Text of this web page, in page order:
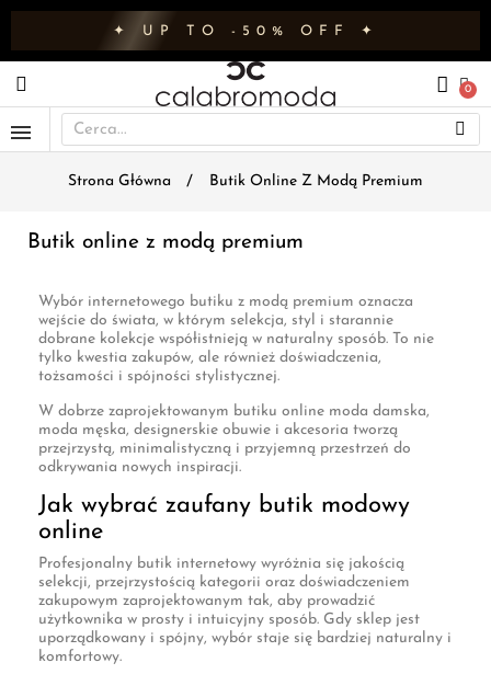
✦ UP TO -50% OFF ✦
Strona Główna Butik Online Z Modą Premium
Butik online z modą premium
Wybór internetowego butiku z modą premium oznacza
wejście do świata, w którym selekcja, styl i starannie
dobrane kolekcje współistnieją w naturalny sposób. To nie
tylko kwestia zakupów, ale również doświadczenia,
tożsamości i spójności stylistycznej.
W dobrze zaprojektowanym butiku online moda damska,
moda męska, designerskie obuwie i akcesoria tworzą
przejrzystą, minimalistyczną i przyjemną przestrzeń do
odkrywania nowych inspiracji.
Jak wybrać zaufany butik modowy
online
Profesjonalny butik internetowy wyróżnia się jakością
selekcji, przejrzystością kategorii oraz doświadczeniem
zakupowym zaprojektowanym tak, aby prowadzić
użytkownika w prosty i intuicyjny sposób. Gdy sklep jest
uporządkowany i spójny, wybór staje się bardziej naturalny i
komfortowy.